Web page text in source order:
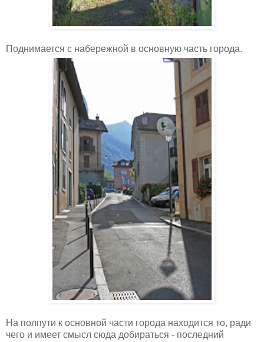
Поднимается с набережной в основную часть города.
На полпути к основной части города находится то, ради
чего и имеет смысл сюда добираться - последний